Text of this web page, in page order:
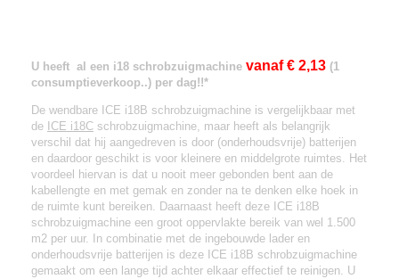
U heeft al een i18 schrobzuigmachine vanaf € 2,13 (1
consumptieverkoop..) per dag!!*
De wendbare ICE i18B schrobzuigmachine is vergelijkbaar met
de ICE i18C schrobzuigmachine, maar heeft als belangrijk
verschil dat hij aangedreven is door (onderhoudsvrije) batterijen
en daardoor geschikt is voor kleinere en middelgrote ruimtes. Het
voordeel hiervan is dat u nooit meer gebonden bent aan de
kabellengte en met gemak en zonder na te denken elke hoek in
de ruimte kunt bereiken. Daarnaast heeft deze ICE i18B
schrobzuigmachine een groot oppervlakte bereik van wel 1.500
m2 per uur. In combinatie met de ingebouwde lader en
onderhoudsvrije batterijen is deze ICE i18B schrobzuigmachine
gemaakt om een lange tijd achter elkaar effectief te reinigen. U